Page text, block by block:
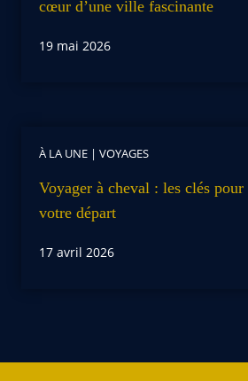
cœur d’une ville fascinante
19 mai 2026
À LA UNE | VOYAGES
Voyager à cheval : les clés
votre départ
17 avril 2026